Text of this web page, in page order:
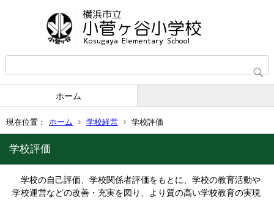
ホーム
現在位置： ホーム 学校経営 学校評価
学校評価
学校の自己評価、学校関係者評価をもとに、学校の教育活動や
学校運営などの改善・充実を図り、より質の高い学校教育の実現